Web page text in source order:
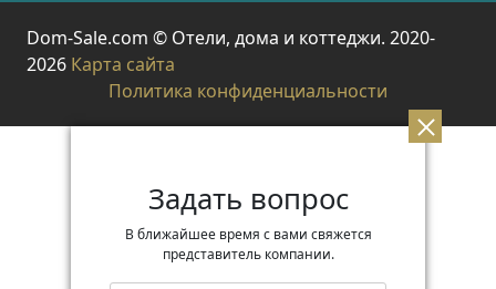
Dom-Sale.com © Отели, дома и коттеджи. 2020-
2026 Карта сайта
Политика конфиденциальности
Задать вопрос
В ближайшее время с вами свяжется
представитель компании.